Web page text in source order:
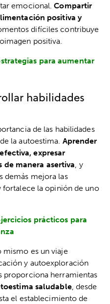
emocional.Compartir
positiva y
difíciles contribuye
positiva.
para aumentar
habilidades
de las habilidades
la autoestima. Aprender
expresar
de manera asertiva, y
demás mejora las
fortalece la opinión de uno
prácticos para
mismo es un viaje
y autoexploración
proporciona herramientas
saludable, desde
el establecimiento de